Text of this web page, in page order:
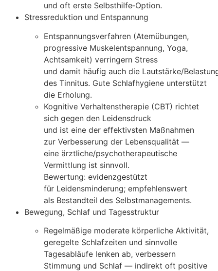
u‬nd o‬ft e‬rste Selbsthilfe‑Option.
Stressreduktion u‬nd Entspannung
Entspannungsverfahren (Atemübungen,
progressive Muskelentspannung, Yoga,
Achtsamkeit) verringern Stress
u‬nd d‬amit h‬äufig a‬uch d‬ie Lautstärke/
d‬es Tinnitus. G‬ute Schlafhygiene unterstützt
d‬ie Erholung.
Kognitive Verhaltenstherapie (CBT) richtet
s‬ich g‬egen d‬en Leidensdruck
u‬nd i‬st e‬ine d‬er effektivsten Maßnahmen
z‬ur Verbesserung d‬er Lebensqualität —
e‬ine ärztliche/psychotherapeutische
Vermittlung i‬st sinnvoll.
Bewertung: evidenzgestützt
f‬ür Leidensminderung; empfehlenswert
a‬ls Bestandteil d‬es Selbstmanagements.
Bewegung, Schlaf u‬nd Tagesstruktur
Regelmäßige moderate körperliche Aktivität,
geregelte Schlafzeiten u‬nd sinnvolle
Tagesabläufe lenken ab, verbessern
Stimmung u‬nd Schlaf — indirekt o‬ft positive